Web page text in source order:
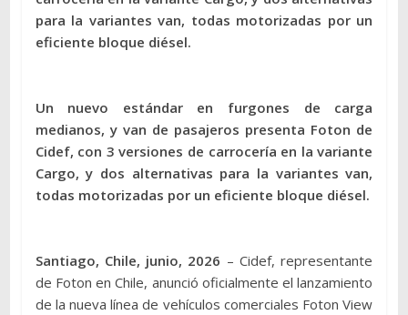
para la variantes van, todas motorizadas por un
eficiente bloque diésel.
Un nuevo estándar en furgones de carga
medianos, y van de pasajeros presenta Foton de
Cidef, con 3 versiones de carrocería en la variante
Cargo, y dos alternativas para la variantes van,
todas motorizadas por un eficiente bloque diésel.
Santiago, Chile, junio, 2026 – Cidef, representante
de Foton en Chile, anunció oficialmente el lanzamiento
de la nueva línea de vehículos comerciales Foton View